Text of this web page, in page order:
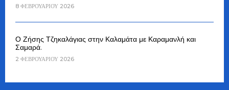
8 ΦΕΒΡΟΥΑΡΊΟΥ 2026
Ο Ζήσης Τζηκαλάγιας στην Καλαμάτα με Καραμανλή και
Σαμαρά.
2 ΦΕΒΡΟΥΑΡΊΟΥ 2026